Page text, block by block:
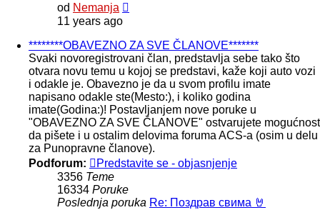
od Nemanja
11 years ago
********OBAVEZNO ZA SVE ČLANOVE*******
Svaki novoregistrovani član, predstavlja sebe tako što
otvara novu temu u kojoj se predstavi, kaže koji auto vozi
i odakle je. Obavezno je da u svom profilu imate
napisano odakle ste(Mesto:), i koliko godina
imate(Godina:)! Postavljanjem nove poruke u
"OBAVEZNO ZA SVE ČLANOVE" ostvarujete mogućnost
da pišete i u ostalim delovima foruma ACS-a (osim u delu
za Punopravne članove).
Podforum:
Predstavite se - objasnjenje
3356 Teme
16334 Poruke
Poslednja poruka Re: Поздрав свима 🤘